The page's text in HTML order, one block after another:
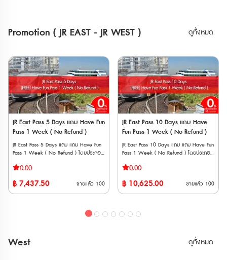
Electric Railway • สามารถใช้รถไฟ Chizu
Express • สามารถใช้รถบัส West JR Bus
สุดท้าย) • สามารถใช้ได้เฉพาะนักท่องเที่ยว
ชาวต่างชาติเท่านั้น • Passport ข้าราชการ
ปกเล่มสีน้ำเงิน ไม่สามารถใช้งานพาสทุกพาส
ได้ หมายเหตุ * สามารถใช้กับ Sanyo
Shinkansen
“NOZOMI” และ “MIZUHO” ได้ * ไม่
สามารถใช้ได้กับ Tokaido Shinkansen
(Shin-Osaka ⟺ Kyoto/Maibara) * มี
ค่าใช้จ่ายเพิ่มเติม กรณีใช้บริการขบวนรถไฟ
ที่ต้องแสดงตั๋วขึ้นรถไฟ (Jousha Seiriken)
หรือ ตั๋วไลน์เนอร์ (Liner Ken) * สามารถใช้
ผ่านประตูตรวจตั๋วอัตโนมัติได้ด้วย ** จุด
Takayama-Hokuriku Area Pass และ JR
ญี่ปุ่นเท่านั้น Have Fun in Okayama
Pass (สามารถเลือกเข้าชมได้ 3 สถานทีj)
「lumiere」 1000 Yen Coupon 4.
Resort เปิดให้บริการ * ไม่สามารถใช้พาสกับ
รถบัส JR ได้ 💺การจองที่นั่ง * หากใช้ที่
บางขบวนมีเฉพาะที่นั่งแบบจองเท่านั้น และไม่
สามารถจองบนขบวนได้ ต้องจองล่วงหน้าที่
เคาน์เตอร์ให้บริการ * สามารถทำการจองที่
นั่งล่วงได้ที่ เครื่องจำหน่ายตั๋วอัตโนมัติและ
เคาน์เตอร์บริการ * สามารถจองที่ล่วงหน้า
ออนไลน์ได้ที่ "JR-EAST Train Reservation"
📱วิธีการใช้งาน * นำเวาเชอร์พร้อม
ไปรับพาสตัวจริงที่เคาน์เตอร์ JR (ตรวจสอบ
สถานที่แลกพาส JR East Pass (Tohoku
Area)) * ต้องระบุวันที่เริ่มใช้งานภายใน 1
เดือนขณะที่แลกรับพาสจริง และไม่สามารถ
เปลี่ยนแปลงภายหลังได้ จุดแลกรับ JR
TOKYO Wide Pass • JR EAST Travel
Shibuya Station ・Shinjuku Station
Station ・Kashiwa Station ・Kawasaki
Narita Airport Station ・Airport
Terminal 2 Station ・Funabashi Station
Promotion ( JR EAST - JR WEST ) ดูทั้งหมด
JR East Pass 5 Days แถม Have Fun
Pass 1 Week ( No Refund )
JR East Pass 5 Days แถม แถม Have Fun
Pass 1 Week ( No Refund ) โดยประกอบ
Pass 5 Days เป็นบัตรโดยสารรถไฟ JR ที่ให้
โต และภูมิภาคโทโฮกุ ได้โดยไม่จำกัดครั้ง
สามารถใช้ได้ 5 วันต่อเนื่อง • Have Fun
สำหรับเข้าชมสถานที่ ทำกิจกรรม หรือทาน
ภายในไม่เกิน 90 วัน ** Have Fun
0.00
฿ 7,437.50 ขายแล้ว 100
JR East Pass 10 Days แถม Have
Fun Pass 1 Week ( No Refund )
JR East Pass 10 Days แถม แถม Have Fun
Pass 1 Week ( No Refund ) โดยประกอบ
Pass 10 Days เป็นบัตรโดยสารรถไฟ JR ที่ให้
โต และภูมิภาคโทโฮกุ ได้โดยไม่จำกัดครั้ง
สามารถใช้ได้ 10 วันต่อเนื่อง • Have Fun
อาหารในภูมิภาค ** ตั๋ว JR สามารถสั่งซื้อ
0.00
฿ 10,625.00 ขายแล้ว 100
West ดูทั้งหมด